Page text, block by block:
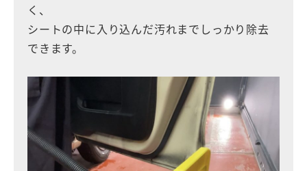
く、
シートの中に入り込んだ汚れまでしっかり除去
できます。